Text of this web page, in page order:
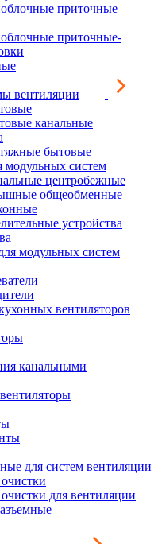
приточные
приточные-
вентиляции
канальные
бытовые
модульных систем
центробежные
общеобменные
устройства
модульных систем
вентиляторов
канальными
для систем вентиляции
для вентиляции